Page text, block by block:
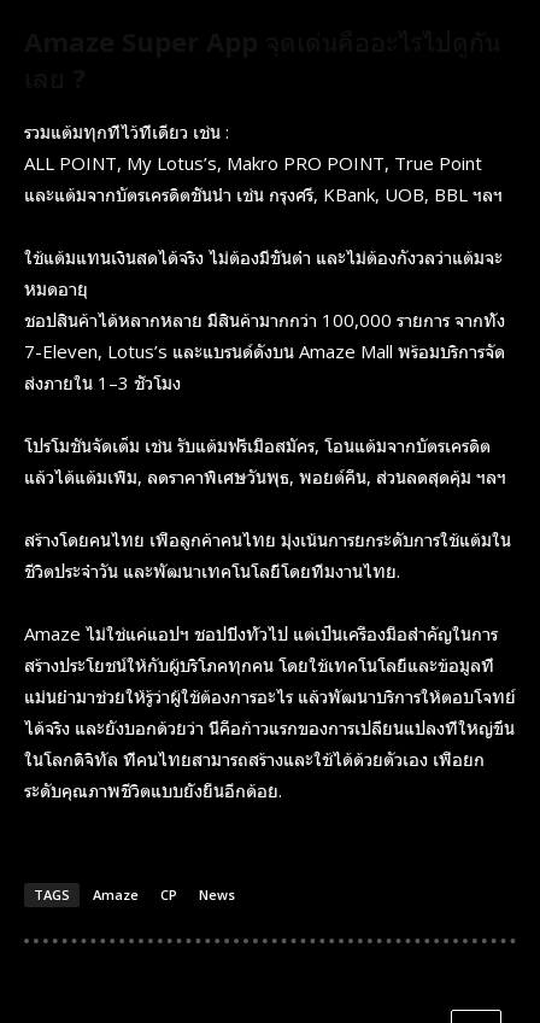
รวมแต้มทุกที่ไว้ที่เดียว เช่น :
ALL POINT, My Lotus’s, Makro PRO POINT, True Point
และแต้มจากบัตรเครดิตชั้นนำ เช่น กรุงศรี, KBank, UOB, BBL ฯลฯ
ใช้แต้มแทนเงินสดได้จริง ไม่ต้องมีขั้นต่ำ และไม่ต้องกังวลว่าแต้มจะ
หมดอายุ
ชอปสินค้าได้หลากหลาย มีสินค้ามากกว่า 100,000 รายการ จากทั้ง
7-Eleven, Lotus’s และแบรนด์ดังบน Amaze Mall พร้อมบริการจัด
ส่งภายใน 1–3 ชั่วโมง
โปรโมชันจัดเต็ม เช่น รับแต้มฟรีเมื่อสมัคร, โอนแต้มจากบัตรเครดิต
แล้วได้แต้มเพิ่ม, ลดราคาพิเศษวันพุธ, พอยต์คืน, ส่วนลดสุดคุ้ม ฯลฯ
สร้างโดยคนไทย เพื่อลูกค้าคนไทย มุ่งเน้นการยกระดับการใช้แต้มใน
ชีวิตประจำวัน และพัฒนาเทคโนโลยีโดยทีมงานไทย.
Amaze ไม่ใช่แค่แอปฯ ชอปปิงทั่วไป แต่เป็นเครื่องมือสำคัญในการ
สร้างประโยชน์ให้กับผู้บริโภคทุกคน โดยใช้เทคโนโลยีและข้อมูลที่
แม่นยำมาช่วยให้รู้ว่าผู้ใช้ต้องการอะไร แล้วพัฒนาบริการให้ตอบโจทย์
ได้จริง และยังบอกด้วยว่า นี่คือก้าวแรกของการเปลี่ยนแปลงที่ใหญ่ขึ้น
ในโลกดิจิทัล ที่คนไทยสามารถสร้างและใช้ได้ด้วยตัวเอง เพื่อยก
ระดับคุณภาพชีวิตแบบยั่งยืนอีกด้อย.
TAGS Amaze CP News